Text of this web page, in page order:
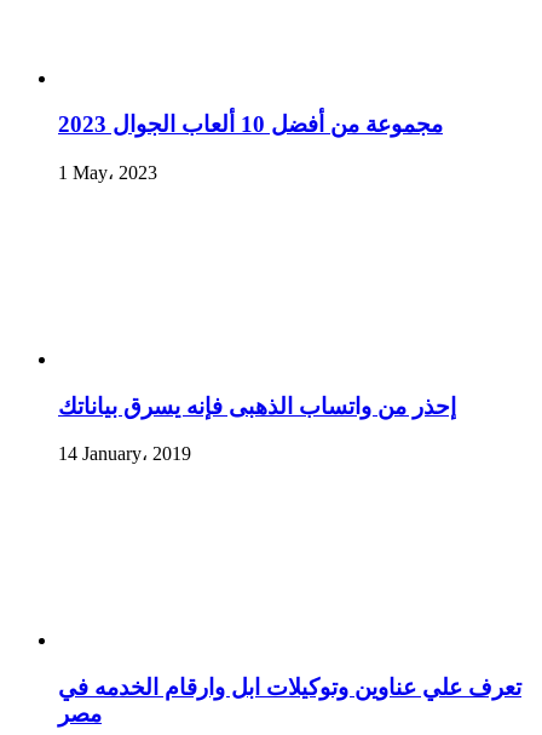
مجموعة من أفضل 10 ألعاب الجوال 2023
1 May، 2023
إحذر من واتساب الذهبى فإنه يسرق بياناتك
14 January، 2019
تعرف علي عناوين وتوكيلات ابل وارقام الخدمه في
مصر